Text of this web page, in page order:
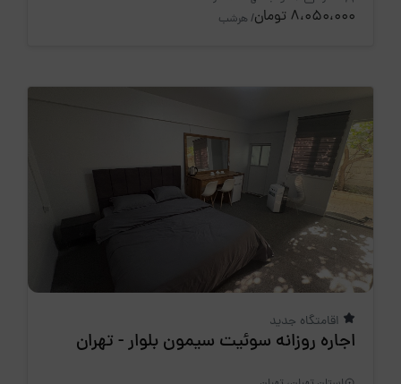
8،050،000 تومان / هرشب
اقامتگاه جدید
اجاره روزانه سوئیت سیمون بلوار - تهران